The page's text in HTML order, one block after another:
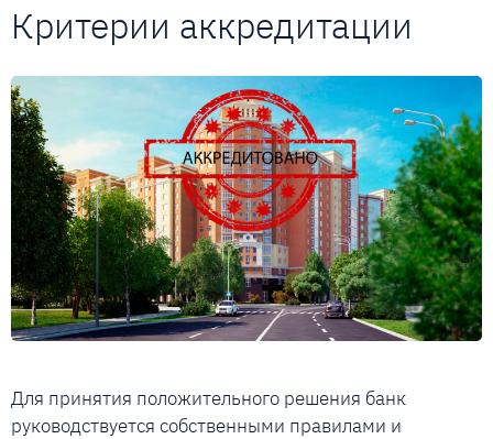
Критерии аккредитации
Для принятия положительного решения банк
руководствуется собственными правилами и